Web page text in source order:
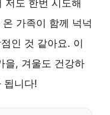
저도 한번 시도해
가족이 함께 넉넉
인 것 같아요. 이
을, 겨울도 건강하
됩니다!